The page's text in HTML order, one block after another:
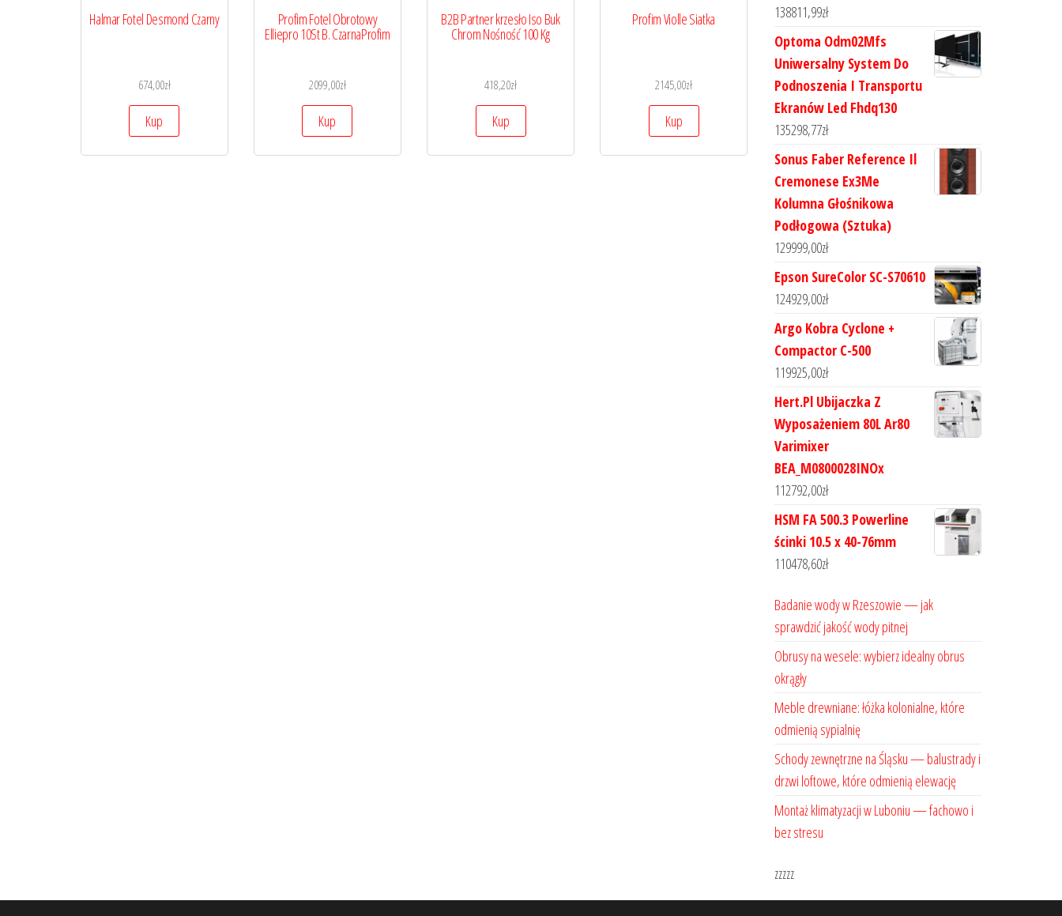
Halmar Fotel Desmond Czarny
674,00zł
Kup
Profim Fotel Obrotowy
Elliepro 10St B. CzarnaProfim
2099,00zł
Kup
B2B Partner krzesło Iso Buk
Chrom Nośność 100 Kg
418,20zł
Kup
Profim Violle Siatka
2145,00zł
Kup
138811,99zł
Optoma Odm02Mfs
Uniwersalny System Do
Podnoszenia I Transportu
Ekranów Led Fhdq130
135298,77zł
Sonus Faber Reference Il
Cremonese Ex3Me
Kolumna Głośnikowa
Podłogowa (Sztuka)
129999,00zł
Epson SureColor SC-S70610
124929,00zł
Argo Kobra Cyclone +
Compactor C-500
119925,00zł
Hert.Pl Ubijaczka Z
Wyposażeniem 80L Ar80
Varimixer
BEA_M0800028INOx
112792,00zł
HSM FA 500.3 Powerline
ścinki 10.5 x 40-76mm
110478,60zł
Badanie wody w Rzeszowie — jak
sprawdzić jakość wody pitnej
Obrusy na wesele: wybierz idealny obrus
okrągły
Meble drewniane: łóżka kolonialne, które
odmienią sypialnię
Schody zewnętrzne na Śląsku — balustrady i
drzwi loftowe, które odmienią elewację
Montaż klimatyzacji w Luboniu — fachowo i
bez stresu
zzzzz